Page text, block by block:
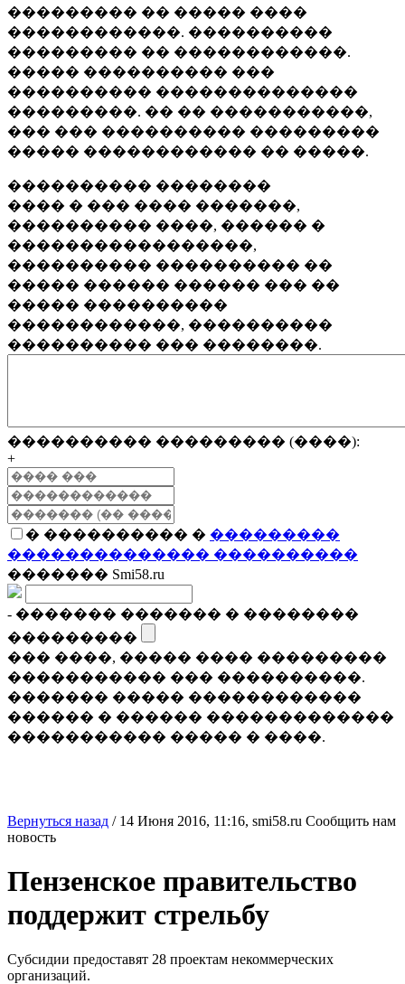
��������� �� ����� ����
������������. ����������
��������� �� ������������.
����� ���������� ���
���������� ��������������
���������. �� �� �����������,
��� ��� ���������� ���������
����� ������������ �� �����.
���������� ��������
���� � ��� ���� �������,
���������� ����, ������ �
�����������������,
���������� ���������� ��
����� ������ ������ ��� ��
����� ����������
������������, ����������
���������� ��� ��������.
���������� ��������� (����):
+
� ���������� � ���������
�������������� ����������
������� Smi58.ru
- ������� ������� � ��������
���������
��� ����, ����� ���� ���������
����������� ��� ����������.
������� ����� ������������
������ � ������ �������������
����������� ����� � ����.
Вернуться назад / 14 Июня 2016, 11:16, smi58.ru Сообщить нам
новость
Пензенское правительство
поддержит стрельбу
Субсидии предоставят 28 проектам некоммерческих
организаций.